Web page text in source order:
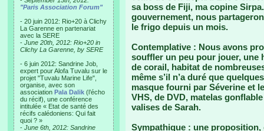
"Paris Association Forum"
- 20 juin 2012: Rio+20 à Clichy
La Garenne en partenariat
avec la SERE
- June 20th, 2012: Rio+20 in
Clichy La Garenne, by SERE
- 6 juin 2012: Sandrine Job,
expert pour Alofa Tuvalu sur le
projet "Tuvalu Marine Life",
organise, avec son
association Pala Dalik (l’écho
du récif), une conférence
intitulée « Etat de santé des
récifs calédoniens: Qui fait
quoi ? »
- June 6th, 2012: Sandrine
sa boss de Fiji, ma copine
gouvernement, nous
le frigo depuis un mois.
Contemplative : Nous avons
souffler un peu pour jouer, une
de corail, habitat de
même s’il n’a duré que
masque fourni par Séverine et
VHS, de DVD, matelas
valises de Sarah.
Sympathique : une proposition,